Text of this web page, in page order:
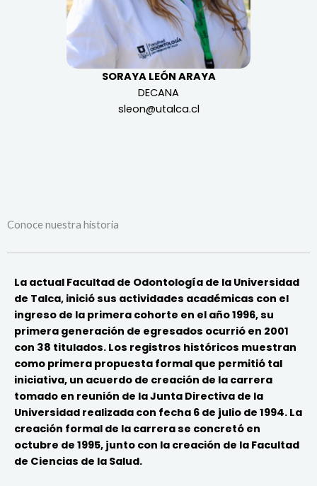
DRA. CAROLINA SABANDO VARAS
DIRECTORA
CLÍNICAS ODONTOLÓGICAS
Conoce nuestra historia
La actual Facultad de Odontología de la Universidad
de Talca, inició sus actividades académicas con el
ingreso de la primera cohorte en el año 1996, su
primera generación de egresados ocurrió en 2001
con 38 titulados. Los registros históricos muestran
como primera propuesta formal que permitió tal
iniciativa, un acuerdo de creación de la carrera
tomado en reunión de la Junta Directiva de la
Universidad realizada con fecha 6 de julio de 1994. La
creación formal de la carrera se concretó en
octubre de 1995, junto con la creación de la Facultad
de Ciencias de la Salud.